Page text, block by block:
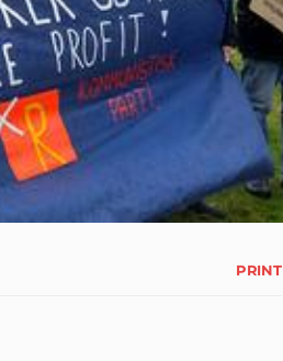
PRINT